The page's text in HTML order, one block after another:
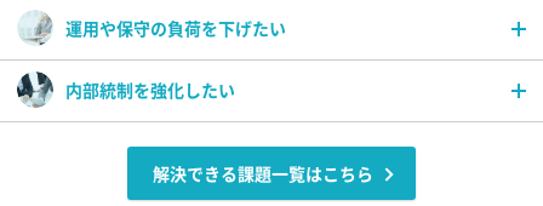
システム基盤を安定稼動するための基盤を整えたい
災害、非常時に備えシステムをバックアップしたい
業務効率が向上するシステムを導入したい
電子決済システムを導入したい
サポート窓口を一元化したい
運用や保守の負荷を下げたい
障害発生時の切り分け作業をアウトソースしたい
ヘルプデスク業務をアウトソースしたい
クラウドをうまく活用してシステム管理の負荷を下げたい
内部統制を強化したい
上場に向けてワークフローを強化したい
コンプライアンスを強化したい
解決できる課題一覧はこちら